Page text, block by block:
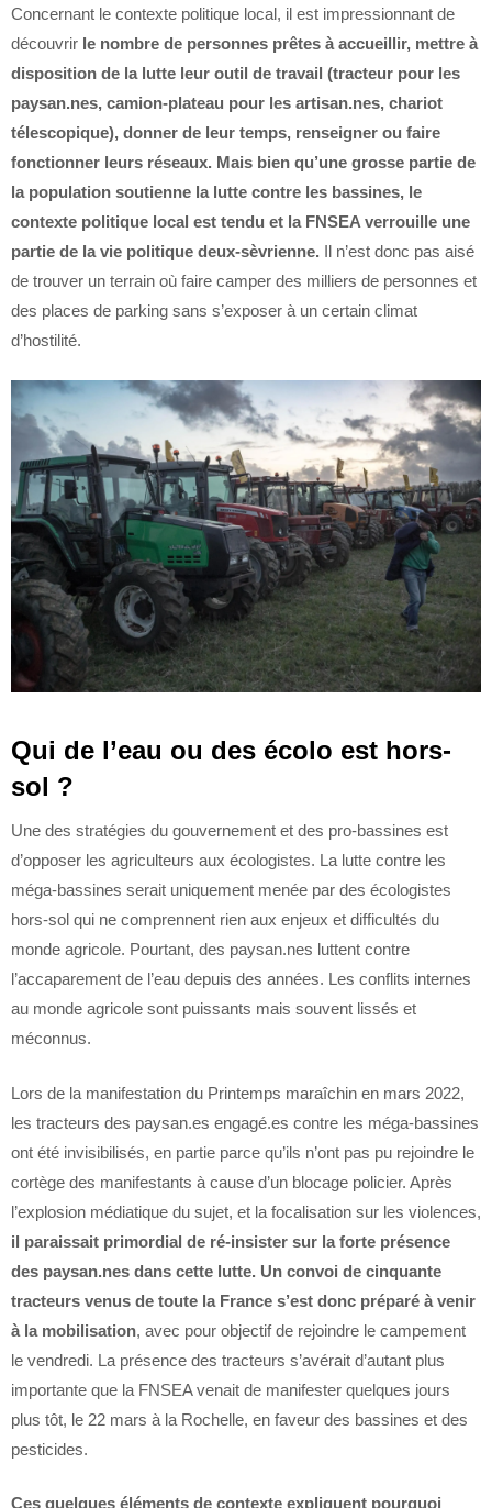
Concernant le contexte politique local, il est impressionnant de
découvrir le nombre de personnes prêtes à accueillir, mettre à
disposition de la lutte leur outil de travail (tracteur pour les
paysan.nes, camion-plateau pour les artisan.nes, chariot
télescopique), donner de leur temps, renseigner ou faire
fonctionner leurs réseaux. Mais bien qu’une grosse partie de
la population soutienne la lutte contre les bassines, le
contexte politique local est tendu et la FNSEA verrouille une
partie de la vie politique deux-sèvrienne. Il n’est donc pas aisé
de trouver un terrain où faire camper des milliers de personnes et
des places de parking sans s’exposer à un certain climat
d’hostilité.
Qui de l’eau ou des écolo est hors-
sol ?
Une des stratégies du gouvernement et des pro-bassines est
d’opposer les agriculteurs aux écologistes. La lutte contre les
méga-bassines serait uniquement menée par des écologistes
hors-sol qui ne comprennent rien aux enjeux et difficultés du
monde agricole. Pourtant, des paysan.nes luttent contre
l’accaparement de l’eau depuis des années. Les conflits internes
au monde agricole sont puissants mais souvent lissés et
méconnus.
Lors de la manifestation du Printemps maraîchin en mars 2022,
les tracteurs des paysan.es engagé.es contre les méga-bassines
ont été invisibilisés, en partie parce qu’ils n’ont pas pu rejoindre le
cortège des manifestants à cause d’un blocage policier. Après
l’explosion médiatique du sujet, et la focalisation sur les violences,
il paraissait primordial de ré-insister sur la forte présence
des paysan.nes dans cette lutte. Un convoi de cinquante
tracteurs venus de toute la France s’est donc préparé à venir
à la mobilisation, avec pour objectif de rejoindre le campement
le vendredi. La présence des tracteurs s’avérait d’autant plus
importante que la FNSEA venait de manifester quelques jours
plus tôt, le 22 mars à la Rochelle, en faveur des bassines et des
pesticides.
Ces quelques éléments de contexte expliquent pourquoi